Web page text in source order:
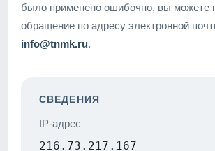
было применено ошибочно, вы можете
обращение по адресу электронной
info@tnmk.ru.
СВЕДЕНИЯ
IP-адрес
216.73.217.167